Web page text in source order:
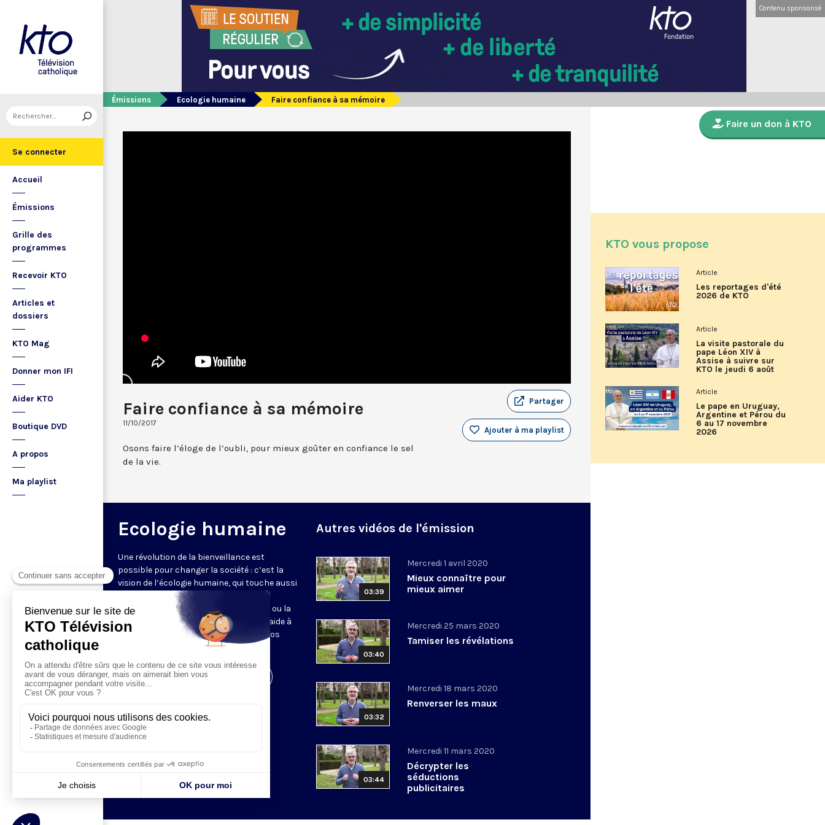
Se connecter
Accueil
Émissions
Grille des
programmes
Recevoir KTO
Articles et
dossiers
KTO Mag
Donner mon IFI
Aider KTO
Boutique DVD
A propos
Ma playlist
Contenu sponsorisé
Émissions Ecologie humaine Faire confiance à sa mémoire
Faire confiance à sa mémoire
11/10/2017
Partager
Ajouter à ma playlist
Osons faire l’éloge de l’oubli, pour mieux goûter en confiance le sel
de la vie.
Ecologie humaine
Une révolution de la bienveillance est
possible pour changer la société : c’est la
vision de l’écologie humaine, qui touche aussi
bien les liens sociaux, les styles et
conditions de vie, que l’environnement ou la
consommation. Tugdual Derville nous aide à
saisir ces questions pour y apporter nos
Visiter la page de l'émission
Autres vidéos de l'émission
03:39
Mercredi 1 avril 2020
Mieux connaître pour
mieux aimer
03:40
Mercredi 25 mars 2020
Tamiser les révélations
03:32
Mercredi 18 mars 2020
Renverser les maux
03:44
Mercredi 11 mars 2020
Décrypter les
séductions
publicitaires
Faire un don à KTO
KTO vous propose
Article
Les reportages d'été
2026 de KTO
Article
La visite pastorale du
pape Léon XIV à
Assise à suivre sur
KTO le jeudi 6 août
Article
Le pape en Uruguay,
Argentine et Pérou du
6 au 17 novembre
2026